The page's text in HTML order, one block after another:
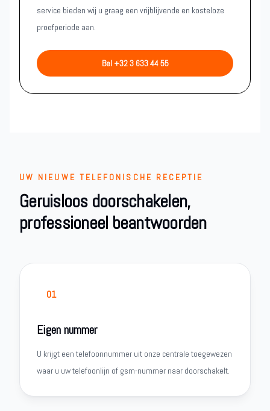
service bieden wij u graag een vrijblijvende en kosteloze
proefperiode aan.
Bel +32 3 633 44 55
UW NIEUWE TELEFONISCHE RECEPTIE
Geruisloos doorschakelen,
professioneel beantwoorden
01
Eigen nummer
U krijgt een telefoonnummer uit onze centrale toegewezen
waar u uw telefoonlijn of gsm-nummer naar doorschakelt.